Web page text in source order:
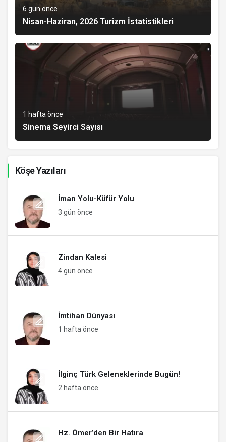
6 gün önce
Nisan-Haziran, 2026 Turizm İstatistikleri
1 hafta önce
Sinema Seyirci Sayısı
Köşe Yazıları
İman Yolu-Küfür Yolu
3 gün önce
Zindan Kalesi
4 gün önce
İmtihan Dünyası
1 hafta önce
İlginç Türk Geleneklerinde Bugün!
2 hafta önce
Hz. Ömer’den Bir Hatıra